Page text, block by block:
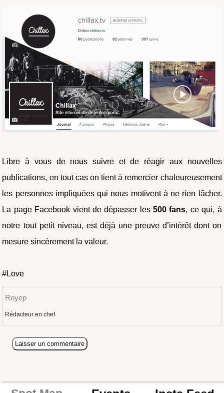
Libre à vous de nous suivre et de réagir aux nouvelles
publications, en tout cas on tient à remercier chaleureusement
les personnes impliquées qui nous motivent à ne rien lâcher.
La page Facebook vient de dépasser les500 fans, ce qui, à
notre tout petit niveau, est déjà une preuve d’intérêt dont on
mesure sincèrement la valeur.
#Love
Royep
Rédacteur en chef